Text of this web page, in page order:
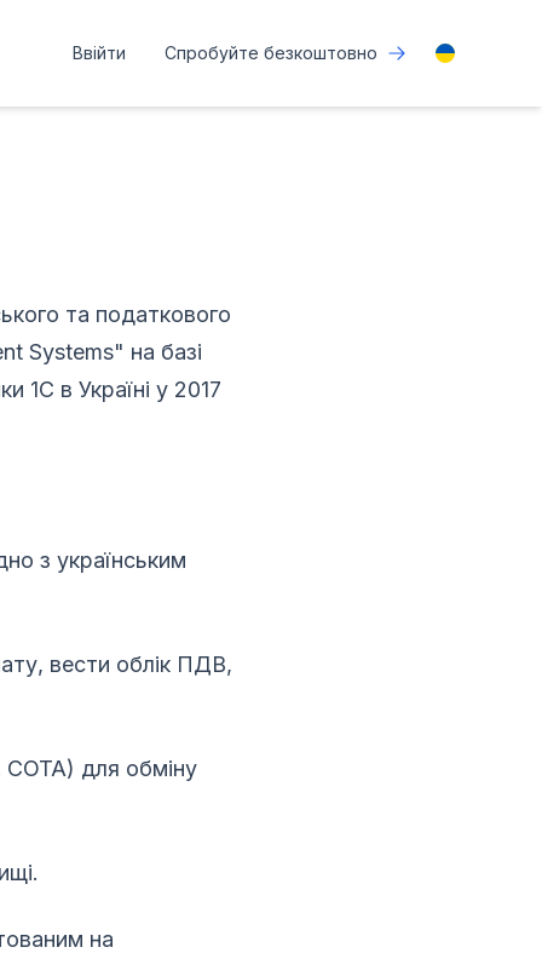
Ввійти Спробуйте безкоштовно
та податкового
Systems" на базі
1С в Україні у 2017
з українським
вести облік ПДВ,
СОТА) для обміну
на